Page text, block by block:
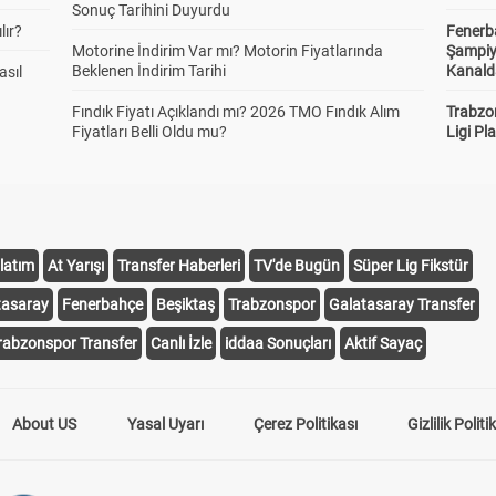
Sonuç Tarihini Duyurdu
Motorine İndirim Var mı? Motorin Fiyatlarında
Beklenen İndirim Tarihi
Fındık Fiyatı Açıklandı mı? 2026 TMO Fındık Alım
Fiyatları Belli Oldu mu?
Ligi
At Yarışı Transfer Haberleri TV'de Bugün Süper Lig Fikstür
Fenerbahçe Beşiktaş Trabzonspor Galatasaray Transfer
Transfer Canlı İzle iddaa Sonuçları Aktif Sayaç
About US Yasal Uyarı Çerez Politikası Gizlilik